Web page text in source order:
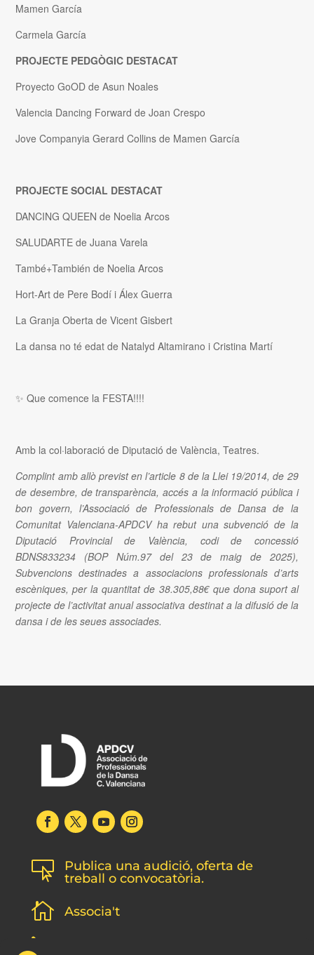
Mamen García
Carmela García
PROJECTE PEDGÒGIC DESTACAT
Proyecto GoOD de Asun Noales
Valencia Dancing Forward de Joan Crespo
Jove Companyia Gerard Collins de Mamen García
PROJECTE SOCIAL DESTACAT
DANCING QUEEN de Noelia Arcos
SALUDARTE de Juana Varela
També+También de Noelia Arcos
Hort-Art de Pere Bodí i Álex Guerra
La Granja Oberta de Vicent Gisbert
La dansa no té edat de Natalyd Altamirano i Cristina Martí
✨ Que comence la FESTA!!!!
Amb la col·laboració de Diputació de València, Teatres.
Complint amb allò previst en l’article 8 de la Llei 19/2014, de 29
de desembre, de transparència, accés a la informació pública i
bon govern, l’Associació de Professionals de Dansa de la
Comunitat Valenciana-APDCV ha rebut una subvenció de la
Diputació Provincial de València, codi de concessió
BDNS833234 (BOP Núm.97 del 23 de maig de 2025),
Subvencions destinades a associacions professionals d’arts
escèniques, per la quantitat de 38.305,88€ que dona suport al
projecte de l’activitat anual associativa destinat a la difusió de la
dansa i de les seues associades.

Publica una audició, oferta de
treball o convocatòria.
 Associa't
l